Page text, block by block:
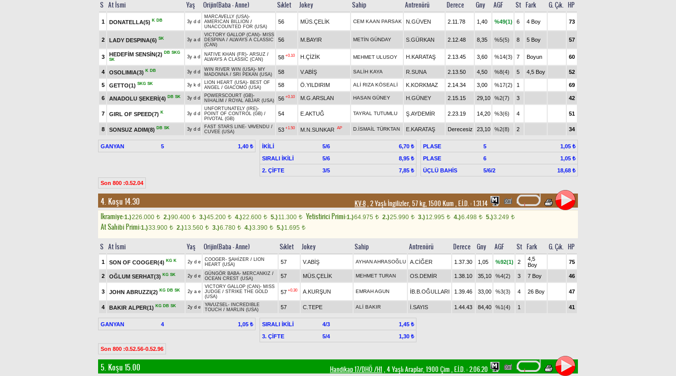
S At İsmi Yaş Orijin(Baba - Anne) Sıklet Jokey Sahip Antrenörü Derece Gny AGF St Fark G. Çık. HP
1 DONATELLA(5) K DB 3y d d
MARCAVELLY (USA)-
AMERICAN BILLION /
UNACCOUNTED FOR (USA)
56 MÜS.ÇELİK CEM KAAN PARSAK N.GÜVEN 2.11.78 1,40 %49(1) 6 4 Boy 73
2 LADY DESPINA(6) SK 3y a d
VICTORY GALLOP (CAN)- MISS
DESPINA / ALWAYS A CLASSIC
(CAN)
56 M.BAYIR METİN GÜNDAY S.GÜRKAN 2.12.48 8,35 %5(5) 8 5 Boy 57
3 HEDEFİM SENSİN(2) DB SKG
SK
3y a d NATIVE KHAN (FR)- ARSUZ /
ALWAYS A CLASSIC (CAN)
58 +0.10 H.ÇİZİK MEHMET ULUSOY H.KARATAŞ 2.13.45 3,60 %14(3) 7 Boyun 60
4 OSOLIMIA(3) K DB 3y d d WIN RIVER WIN (USA)- MY
MADONNA / SRI PEKAN (USA) 58 V.ABİŞ SALİH KAYA R.SUNA 2.13.50 4,50 %8(4) 5 4,5 Boy 52
5 GETTO(1) SKG SK 3y k d LION HEART (USA)- BEST OF
ANGEL / GIACOMO (USA) 58 Ö.YILDIRIM ALİ RIZA KÖSEALİ K.KORKMAZ 2.14.34 3,00 %17(2) 1 69
6 ANADOLU ŞEKERİ(4) DB SK 3y d d POWERSCOURT (GB)-
NİHALİM / ROYAL ABJAR (USA) 56 +0.10 M.G.ARSLAN HASAN GÜNEY H.GÜNEY 2.15.15 29,10 %2(7) 3 42
7 GIRL OF SPEED(7) K 3y d d
UNFORTUNATELY (IRE)-
POINT OF CONTROL (GB) /
PIVOTAL (GB)
54 E.AKTUĞ TAYRAL TUTUMLU Ş.AYDEMİR 2.23.19 14,20 %3(6) 4 51
8 SONSUZ ADIM(8) DB SK 3y d d FAST STARS LINE- VAVENDU /
CUVEE (USA)
53 +1.50 M.N.SUNKAR AP D.İSMAİL TÜRKTAN E.KARATAŞ Derecesiz 23,10 %2(8) 2 34
GANYAN 5 1,40 ₺ İKİLİ 5/6
6,70 ₺
SIRALI İKİLİ
5/6
8,95 ₺
2. ÇİFTE
3/5 7,85 ₺
PLASE 5
1,05 ₺
PLASE
6
1,05 ₺
ÜÇLÜ BAHİS
5/6/2 18,68 ₺
Son 800 :0.52.04
4. Koşu 14.30 KV-8, 2 Yaşlı İngilizler, 57 kg, 1500 Kum,E.İ.D. :1.31.14
Ikramiye:1.)226.000 t 2.)90.400 t 3.)45.200 t 4.)22.600 t 5.)11.300 t Yetistirici Primi:1.)64.975 t 2.)25.990 t 3.)12.995 t 4.)6.498 t 5.)3.249 t
At Sahibi Primi:1.)33.900 t 2.)13.560 t 3.)6.780 t 4.)3.390 t 5.)1.695 t
S At İsmi Yaş Orijin(Baba - Anne) Sıklet Jokey Sahip Antrenörü Derece Gny AGF St Fark G. Çık. HP
1 SON OF COOGER(4) KG K 2y d e COOGER- ŞAHİZER / LION
HEART (USA)
57 V.ABİŞ AYHAN AHRASOĞLU A.CİĞER 1.37.30 1,05 %92(1) 2
4,5
Boy
75
2 OĞLUM SERHAT(3) KG SK 2y d e GÜNGÖR BABA- MERCANKIZ /
OCEAN CREST (USA)
57 MÜS.ÇELİK MEHMET TURAN OS.DEMİR 1.38.10 35,10 %4(2) 3 7 Boy 46
3 JOHN ABRUZZI(2) KG DB SK 2y a e
VICTORY GALLOP (CAN)- MISS
JUDGE / STRIKE THE GOLD
(USA)
57 +0.30 A.KURŞUN EMRAH AGUN İB.B.OĞULLARI 1.39.46 33,00 %3(3) 4 26 Boy 47
4 BAKIR ALPER(1) KG DB SK 2y d e YAVUZSEL-
INCREDIBLE
TOUCH / MARLIN (USA) 57 C.TEPE ALİ BAKIR İ.SAYIS 1.44.43 84,40 %1(4) 1 41
GANYAN 4 1,05 ₺ SIRALI İKİLİ 4/3
1,45 ₺
3. ÇİFTE
5/4 1,30 ₺
Son 800 :0.52.56-0.52.96
5. Koşu 15.00 Handikap 17/DHÖ /H1 , 4 Yaşlı Araplar, 1900 Çim,E.İ.D. :2.06.20